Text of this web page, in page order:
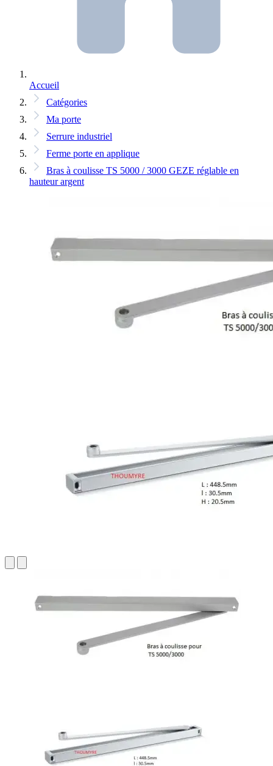
Accueil
Catégories
Ma porte
Serrure industriel
Ferme porte en applique
Bras à coulisse TS 5000 / 3000 GEZE réglable en
hauteur argent